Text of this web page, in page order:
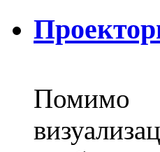
Помимо